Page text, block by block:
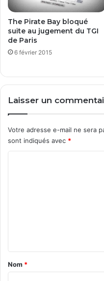
The Pirate Bay bloqué
suite au jugement du TGI
de Paris
6 février 2015
Laisser un
Votre adresse e-mail ne sera
sont indiqués avec *
a
i
Nom *